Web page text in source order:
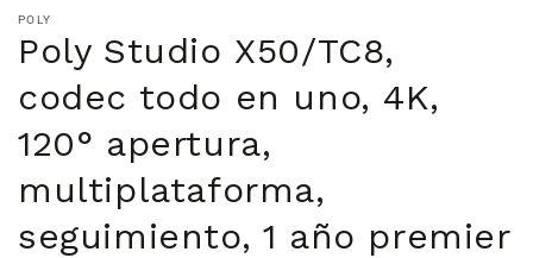
POLY
Poly Studio X50/TC8,
codec todo en uno, 4K,
120° apertura,
multiplataforma,
seguimiento, 1 año premier